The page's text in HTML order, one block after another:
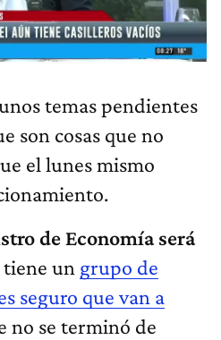
temas pendientes
son cosas que no
el lunes mismo
de Economía será
un grupo de
seguro que van a
no se terminó de